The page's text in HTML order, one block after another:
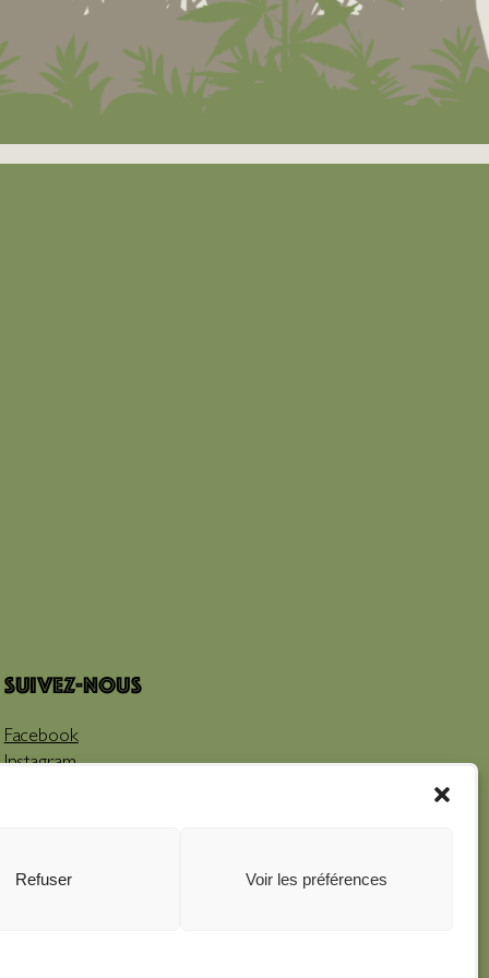
Refuser Voir les préférences
Suivez-nous
Facebook
Instagram